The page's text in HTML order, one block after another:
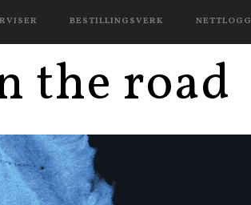
BESTILLINGSVERK NETTLOGG
the road